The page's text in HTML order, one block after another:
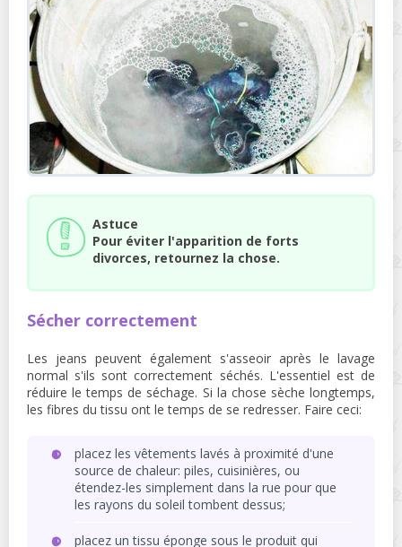
Astuce
Pour éviter l'apparition de forts
divorces, retournez la chose.
Sécher correctement
Les jeans peuvent également s'asseoir après le lavage
normal s'ils sont correctement séchés. L'essentiel est de
réduire le temps de séchage. Si la chose sèche longtemps,
les fibres du tissu ont le temps de se redresser. Faire ceci:
placez les vêtements lavés à proximité d'une
source de chaleur: piles, cuisinières, ou
étendez-les simplement dans la rue pour que
les rayons du soleil tombent dessus;
placez un tissu éponge sous le produit qui